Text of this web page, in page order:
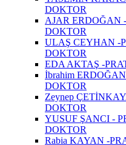
DOKTOR
AJAR ERDOĞAN
DOKTOR
ULAŞ CEYHAN -
DOKTOR
EDA AKTAŞ -
İbrahim
DOKTOR
Zeynep
DOKTOR
YUSUF ŞANCI -
DOKTOR
Rabia KAYAN -